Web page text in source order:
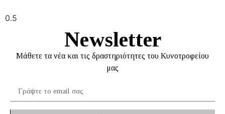
Newsletter
Mάθετε τα νέα και τις δραστηριότητες του Κυνοτροφείου
μας